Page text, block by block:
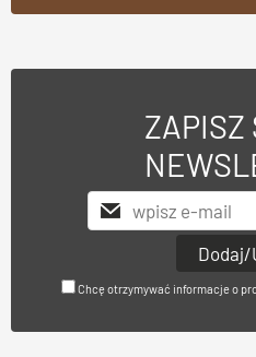
ZAPISZ
Chcę otrzymywać informacje o